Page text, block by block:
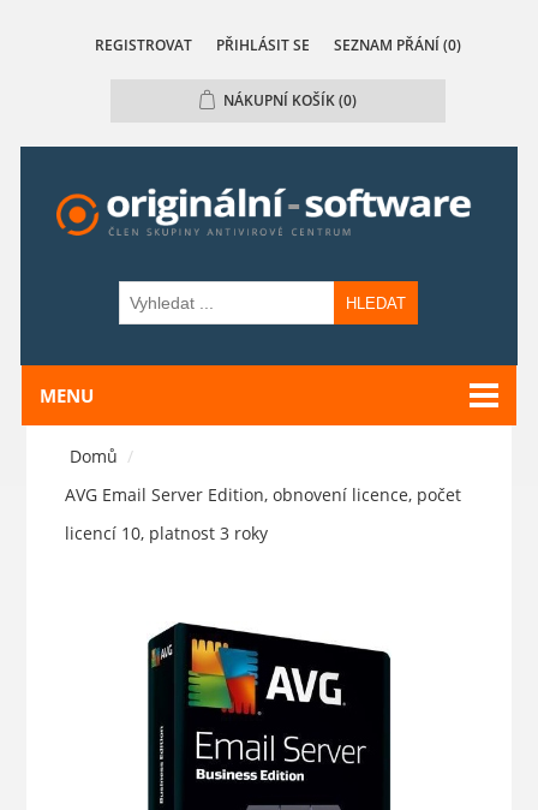
REGISTROVAT PŘIHLÁSIT SE SEZNAM PŘÁNÍ (0)
NÁKUPNÍ KOŠÍK(0)
HLEDAT
MENU
Domů /
AVG Email Server Edition, obnovení licence, počet
licencí 10, platnost 3 roky